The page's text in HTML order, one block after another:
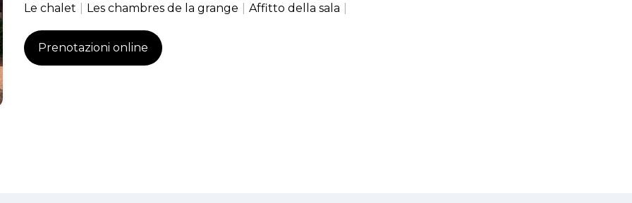
Le chalet
Les chambres de la grange Affitto della sala
Prenotazioni online